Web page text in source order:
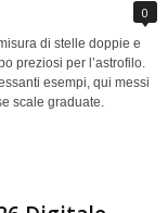
0
di stelle doppie e
preziosi per l’astrofilo.
esempi, qui messi
scale graduate.